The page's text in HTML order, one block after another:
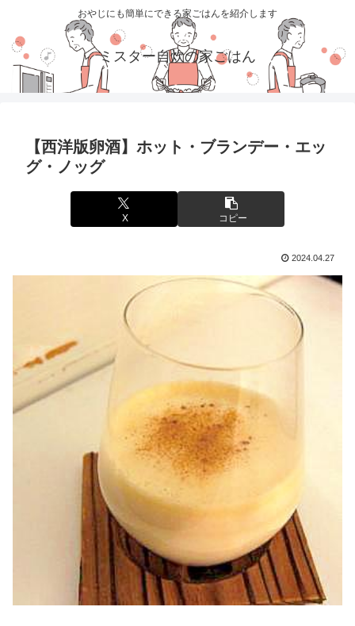
おやじにも簡単にできる家ごはんを紹介します
ミスター自炊の家ごはん
【西洋版卵酒】ホット・ブランデー・エッ
グ・ノッグ
X コピー
2024.04.27